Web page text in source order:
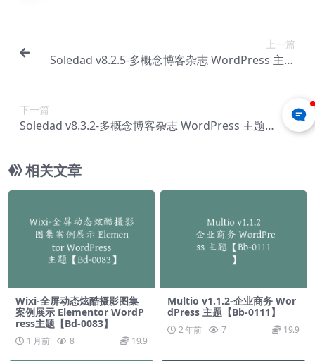
上一篇
Soledad v8.2.5-多概念博客杂志 WordPress 主题
下一篇
Soledad v8.3.2-多概念博客杂志 WordPress 主题
相关文章
Wixi-全屏动态炫酷摄影图集
案例展示 Elementor WordP
ress主题【Bd-0083】
1 月前 8 19.9
Multio v1.1.2-企业商务 Wor
dPress 主题【Bb-0111】
2 年前 7 19.9